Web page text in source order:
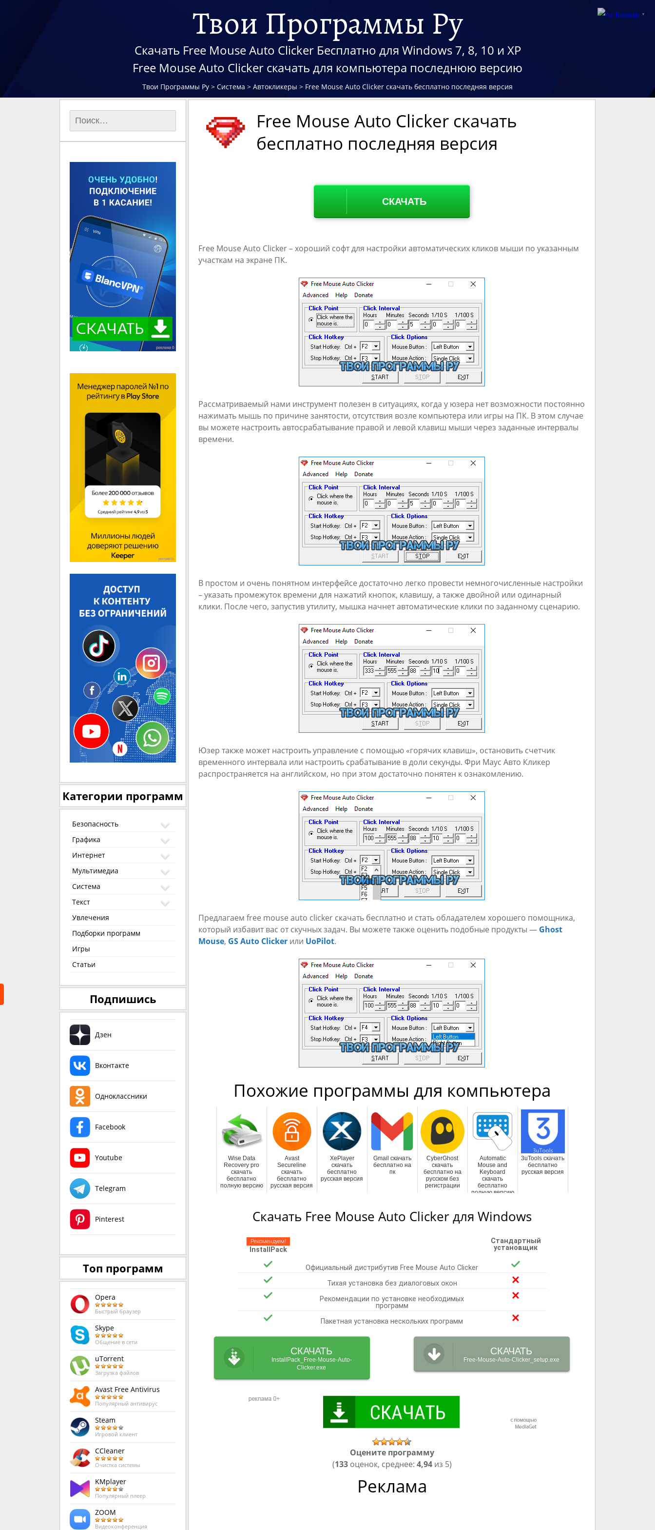
Твои Программы Ру
Скачать Free Mouse Auto Clicker Бесплатно для Windows 7, 8, 10 и XP
Free Mouse Auto Clicker скачать для компьютера последнюю версию
Твои Программы Ру > Система > Автокликеры > Free Mouse Auto Clicker скачать бесплатно последняя версия
Free Mouse Auto Clicker скачать
бесплатно последняя версия
СКАЧАТЬ
Free Mouse Auto Clicker – хороший софт для настройки автоматических кликов мыши по указанным
участкам на экране ПК.
Рассматриваемый нами инструмент полезен в ситуациях, когда у юзера нет возможности постоянно
нажимать мышь по причине занятости, отсутствия возле компьютера или игры на ПК. В этом случае
вы можете настроить автосрабатывание правой и левой клавиш мыши через заданные интервалы
времени.
В простом и очень понятном интерфейсе достаточно легко провести немногочисленные настройки
– указать промежуток времени для нажатий кнопок, клавишу, а также двойной или одинарный
клики. После чего, запустив утилиту, мышка начнет автоматические клики по заданному сценарию.
Юзер также может настроить управление с помощью «горячих клавиш», остановить счетчик
временного интервала или настроить срабатывание в доли секунды. Фри Маус Авто Кликер
распространяется на английском, но при этом достаточно понятен к ознакомлению.
Предлагаем free mouse auto clicker скачать бесплатно и стать обладателем хорошего помощника,
который избавит вас от скучных задач. Вы можете также оценить подобные продукты — Ghost
Mouse, GS Auto Clicker или UoPilot.
Похожие программы для компьютера
Wise Data
Recovery pro
скачать
бесплатно
полную версию
Avast
Secureline
скачать
бесплатно
русская версия
XePlayer
скачать
бесплатно
русская версия
Gmail скачать
бесплатно на
пк
CyberGhost
скачать
бесплатно на
русском без
регистрации
Automatic
Mouse and
Keyboard
скачать
бесплатно
полную версию
3uTools скачать
бесплатно
русская версия
Скачать Free Mouse Auto Clicker для Windows
Рекомендуем!
InstallPack
Стандартный
установщик
Официальный дистрибутив Free Mouse Auto Clicker
Тихая установка без диалоговых окон
Рекомендации по установке необходимых
программ
Пакетная установка нескольких программ
СКАЧАТЬ
InstallPack_Free-Mouse-Auto-
Clicker.exe
СКАЧАТЬ
Free-Mouse-Auto-Clicker_setup.exe
Оцените программу
(133оценок, среднее: 4,94из 5)
Реклама
Категории программ
Безопасность
Графика
Интернет
Мультимедиа
Система
Текст
Увлечения
Подборки программ
Игры
Статьи
Подпишись
Дзен
Вконтакте
Одноклассники
Facebook
Youtube
Telegram
Pinterest
Топ программ
Opera
Быстрый браузер
Skype
Общение в сети
uTorrent
Загрузка файлов
Avast Free Antivirus
Популярный антивирус
Steam
Игровой клиент
CCleaner
Очистка системы
KMplayer
Популярный плеер
ZOOM
Видеоконференция
Russian ▼